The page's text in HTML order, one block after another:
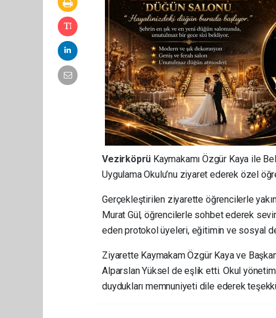
Vezirköprü Kaymakamı Özgür Kaya ile
Uygulama Okulu’nu ziyaret ederek özel
Gerçekleştirilen ziyarette öğrencilerle
Murat Gül, öğrencilerle sohbet ederek
eden protokol üyeleri, eğitimin ve sosyal
Ziyarette Kaymakam Özgür Kaya ve
Alparslan Yüksel de eşlik etti. Okul
duydukları memnuniyeti dile ederek